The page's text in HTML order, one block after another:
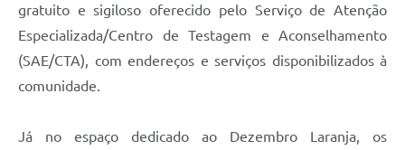
gratuito e sigiloso oferecido pelo Serviço de Atenção
Especializada/Centro de Testagem e Aconselhamento
(SAE/CTA), com endereços e serviços disponibilizados à
comunidade.
Já no espaço dedicado ao Dezembro Laranja, os